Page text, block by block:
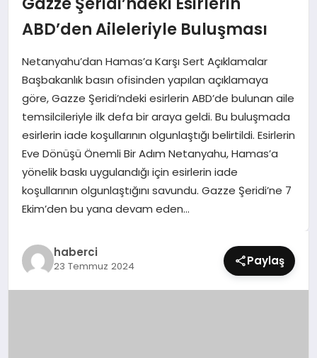
EKONOMI
MAGAZIN
SAĞLIK
SIYASET
SPOR
TEKNOLOJI
YAŞAM
ABD’den Aileleriyle Buluşması
Netanyahu’dan Hamas’a Karşı Sert Açıklamalar
Başbakanlık basın ofisinden yapılan açıklamaya
göre, Gazze Şeridi’ndeki esirlerin ABD’de bulunan aile
temsilcileriyle ilk defa bir araya geldi. Bu buluşmada
esirlerin iade koşullarının olgunlaştığı belirtildi. Esirlerin
Eve Dönüşü Önemli Bir Adım Netanyahu, Hamas’a
yönelik baskı uygulandığı için esirlerin iade
koşullarının olgunlaştığını savundu. Gazze Şeridi’ne 7
Ekim’den bu yana devam eden…
haberci
23 Temmuz 2024 Paylaş